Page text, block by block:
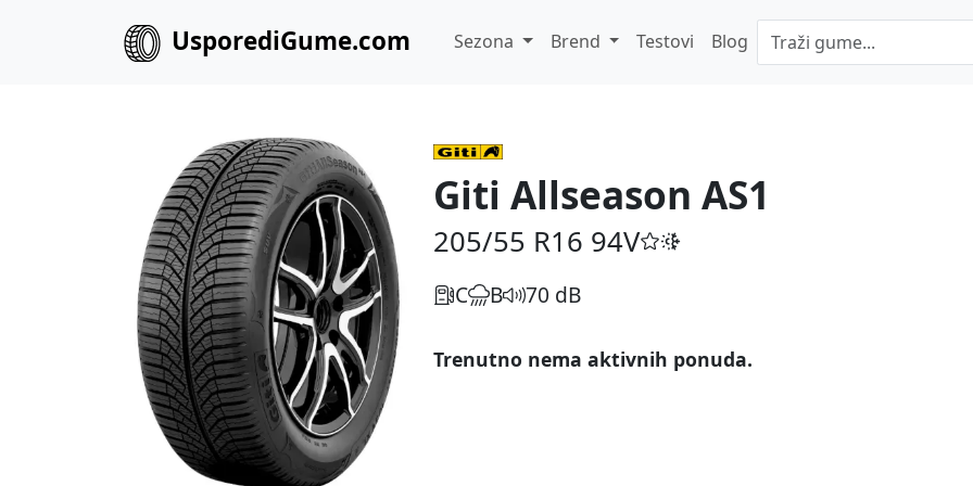
UsporediGume.com Sezona Brend Testovi Blog
Giti Allseason AS1
205/55 R16 94V
C B 70 dB
Trenutno nema aktivnih ponuda.